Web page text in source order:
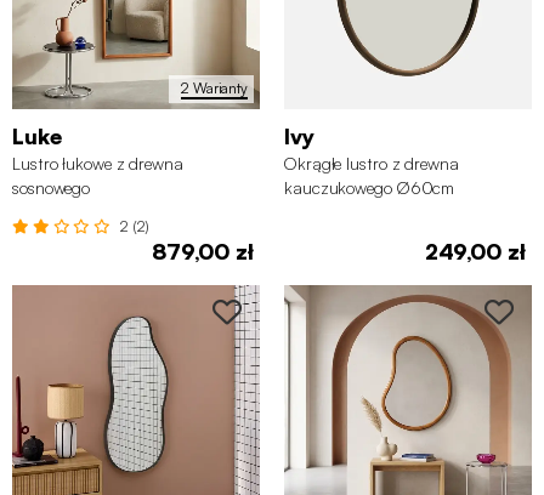
2 Warianty
Luke
Lustro łukowe z drewna
sosnowego
2 (2)
879,00 zł
Ivy
Okrągłe lustro z drewna
kauczukowego Ø60cm
249,00 zł